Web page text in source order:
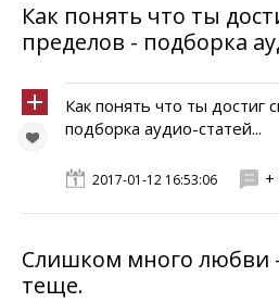
Как понять что ты
пределов - подборка
Как понять что ты достиг
подборка аудио-статей...
2017-01-12 16:53:06 +
Слишком много любви
теще.